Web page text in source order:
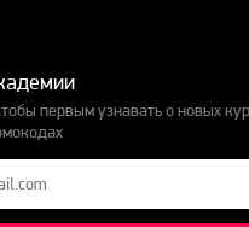
первым узнавать о новых